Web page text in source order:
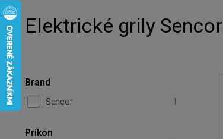
Elektrické grily Sencor
Brand
Sencor 1
Príkon